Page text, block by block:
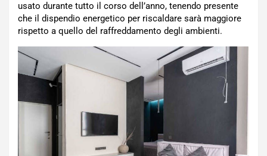
usato durante tutto il corso dell’anno, tenendo presente
che il dispendio energetico per riscaldare sarà maggiore
rispetto a quello del raffreddamento degli ambienti.